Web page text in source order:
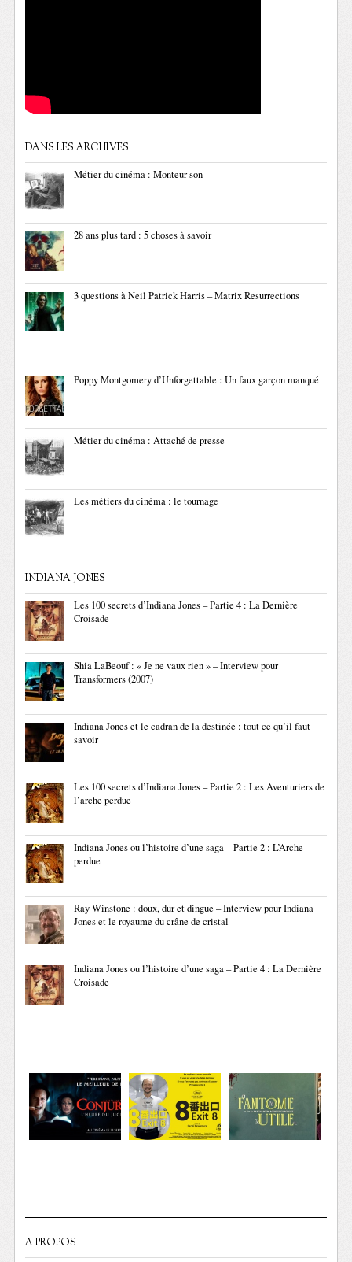
DANS LES ARCHIVES
Métier du cinéma : Monteur son
28 ans plus tard : 5 choses à savoir
3 questions à Neil Patrick Harris – Matrix Resurrections
Poppy Montgomery d’Unforgettable : Un faux garçon manqué
Métier du cinéma : Attaché de presse
Les métiers du cinéma : le tournage
INDIANA JONES
Les 100 secrets d’Indiana Jones – Partie 4 : La Dernière
Croisade
Shia LaBeouf : « Je ne vaux rien » – Interview pour
Transformers (2007)
Indiana Jones et le cadran de la destinée : tout ce qu’il faut
savoir
Les 100 secrets d’Indiana Jones – Partie 2 : Les Aventuriers de
l’arche perdue
Indiana Jones ou l’histoire d’une saga – Partie 2 : L’Arche
perdue
Ray Winstone : doux, dur et dingue – Interview pour Indiana
Jones et le royaume du crâne de cristal
Indiana Jones ou l’histoire d’une saga – Partie 4 : La Dernière
Croisade
A PROPOS